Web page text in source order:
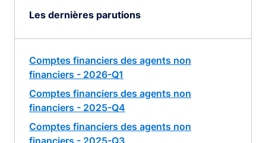
Les dernières parutions
Comptes financiers des agents non
financiers - 2026-Q1
Comptes financiers des agents non
financiers - 2025-Q4
Comptes financiers des agents non
financiers - 2025-Q3